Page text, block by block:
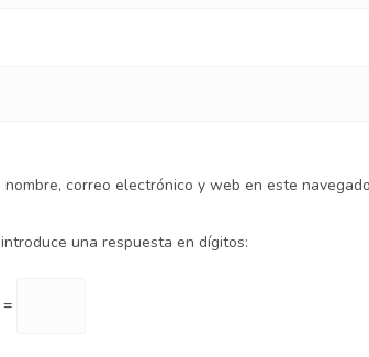
nombre, correo electrónico y web en este
una respuesta en dígitos: